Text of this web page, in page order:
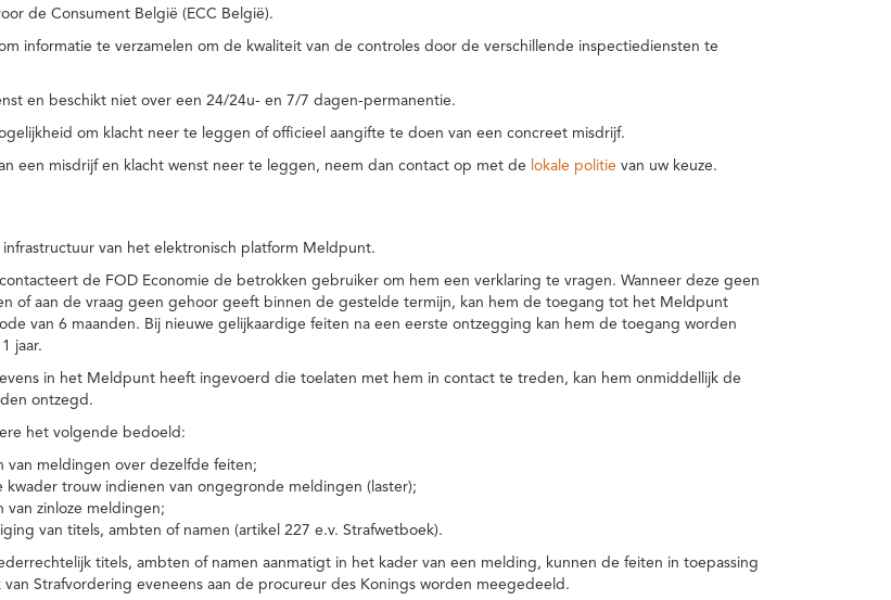
de Consument België (ECC België).
informatie te verzamelen om de kwaliteit van de controles door de verschillende inspectiediensten te
en beschikt niet over een 24/24u- en 7/7 dagen-permanentie.
om klacht neer te leggen of officieel aangifte te doen van een concreet misdrijf.
een misdrijf en klacht wenst neer te leggen, neem dan contact op met de lokale politie van uw keuze.
van het elektronisch platform Meldpunt.
de FOD Economie de betrokken gebruiker om hem een verklaring te vragen. Wanneer deze geen
of aan de vraag geen gehoor geeft binnen de gestelde termijn, kan hem de toegang tot het Meldpunt
van 6 maanden. Bij nieuwe gelijkaardige feiten na een eerste ontzegging kan hem de toegang worden
jaar.
in het Meldpunt heeft ingevoerd die toelaten met hem in contact te treden, kan hem onmiddellijk de
ontzegd.
het volgende bedoeld:
van meldingen over dezelfde feiten;
kwader trouw indienen van ongegronde meldingen (laster);
van zinloze meldingen;
van titels, ambten of namen (artikel 227 e.v. Strafwetboek).
titels, ambten of namen aanmatigt in het kader van een melding, kunnen de feiten in toepassing
Strafvordering eveneens aan de procureur des Konings worden meegedeeld.